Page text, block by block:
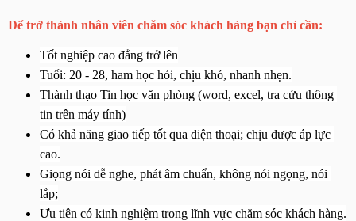
Để trở thành nhân viên chăm sóc khách hàng bạn chỉ cần:
Tốt nghiệp cao đẳng trở lên
Tuổi: 20 - 28, ham học hỏi, chịu khó, nhanh nhẹn.
Thành thạo Tin học văn phòng (word, excel, tra cứu thông
tin trên máy tính)
Có khả năng giao tiếp tốt qua điện thoại; chịu được áp lực
cao.
Giọng nói dễ nghe, phát âm chuẩn, không nói ngọng, nói
lắp;
Ưu tiên có kinh nghiệm trong lĩnh vực chăm sóc khách hàng.